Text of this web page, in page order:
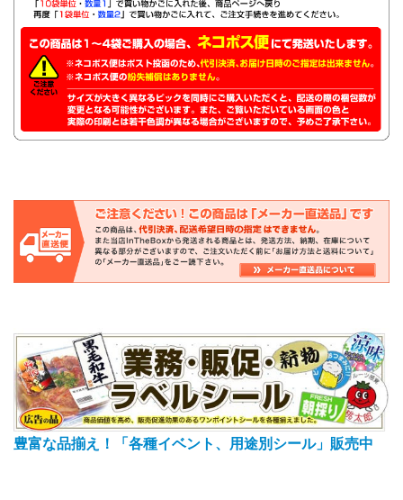
豊富な品揃え！「各種イベント、用途別シール」販売中